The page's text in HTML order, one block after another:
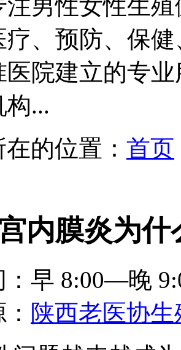
注男性女性生
疗、预防、保
医院建立的专
构...
的位置： 首页
内膜炎为什
：早 8:00—晚
陕西老医协